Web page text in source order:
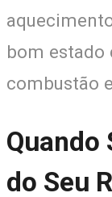
bom estado
combustão
Quando
do Seu